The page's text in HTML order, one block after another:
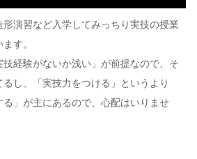
演習など入学してみっちり実技の授業
す。
経験がないか浅い」が前提なので、そ
し、「実技力をつける」というより
る」が主にあるので、心配はいりませ